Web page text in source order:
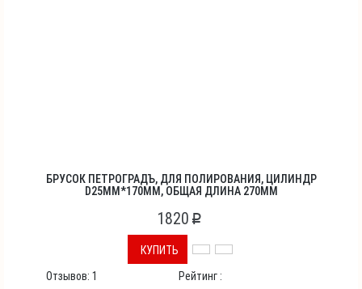
БРУСОК ПЕТРОГРАДЪ, ДЛЯ ПОЛИРОВАНИЯ, ЦИЛИНДР
D25ММ*170ММ, ОБЩАЯ ДЛИНА 270ММ
1820 p
КУПИТЬ
Отзывов:1 Рейтинг :